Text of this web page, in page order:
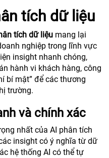
tích dữ liệu
tích dữ liệu mang lại
nghiệp trong lĩnh vực
insight nhanh chóng,
hành vi khách hàng, công
bí mật” để các thương
trường.
và chính xác
nhất của AI phân tích
insight có ý nghĩa từ dữ
hệ thống AI có thể tự